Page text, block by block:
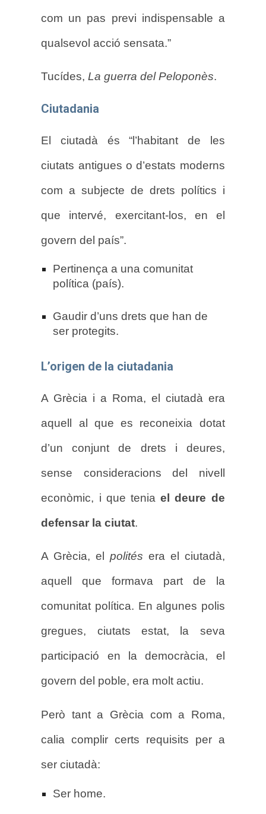
com un pas previ indispensable a
qualsevol acció sensata.”
Tucídes,La guerra del Peloponès.
Ciutadania
El ciutadà és “l’habitant de les
ciutats antigues o d’estats moderns
com a subjecte de drets polítics i
que intervé, exercitant-los, en el
govern del país”.
Pertinença a una comunitat
política (país).
Gaudir d’uns drets que han de
ser protegits.
L’origen de la ciutadania
A Grècia i a Roma, el ciutadà era
aquell al que es reconeixia dotat
d’un conjunt de drets i deures,
sense consideracions del nivell
econòmic, i que teniael deure de
defensar la ciutat.
A Grècia, el polités era el ciutadà,
aquell que formava part de la
comunitat política. En algunes polis
gregues, ciutats estat, la seva
participació en la democràcia, el
govern del poble, era molt actiu.
Però tant a Grècia com a Roma,
calia complir certs requisits per a
ser ciutadà:
Ser home.